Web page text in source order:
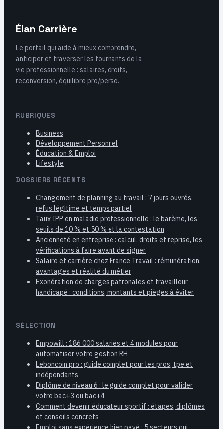
Élan Carrière
Le portail qui aide à mieux comprendre,
anticiper et traverser les tournants de la
vie professionnelle : salaires, droits,
reconversion, équilibre pro/perso.
RUBRIQUES
Business
Développement Personnel
Éducation & Emploi
Lifestyle
DOSSIERS RÉCENTS
Changement de planning au travail : 7 jours ouvrés,
refus légitime et temps partiel
Taux IPP en maladie professionnelle : le barème, les
seuils de 10 % et 50 % et la contestation
Ancienneté en entreprise : calcul, droits et reprise, les
vérifications à faire avant de signer
Salaire et carrière chez France Travail : rémunération,
avantages et réalité du métier
Exonération de charges patronales et travailleur
handicapé : conditions, montants et pièges à éviter
SÉLECTION
Empowill : 186 000 salariés et 4 modules pour
automatiser votre gestion RH
Leboncoin pro : guide complet pour les pros, tpe et
indépendants
Diplôme de niveau 6 : le guide complet pour valider
votre bac+3 ou bac+4
Comment devenir éducateur sportif : étapes, diplômes
et conseils concrets